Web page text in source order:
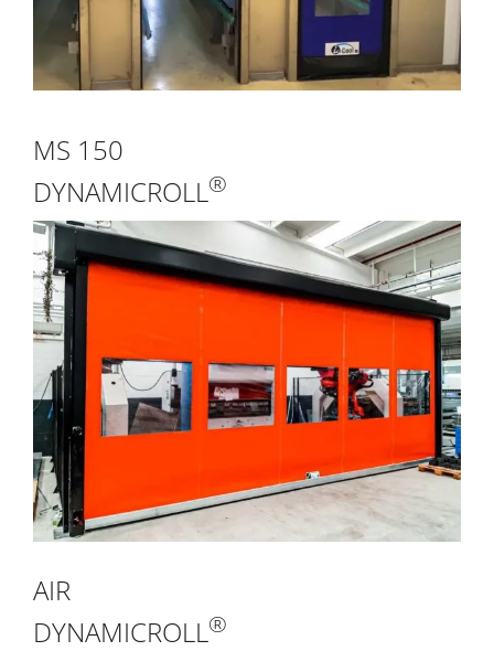
MS 150
DYNAMICROLL®
AIR
DYNAMICROLL®